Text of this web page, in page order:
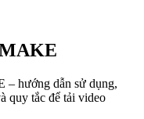
hướng dẫn sử dụng,
quy tắc để tải video